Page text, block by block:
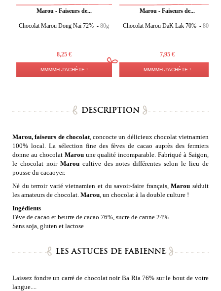
Marou - Faiseurs de...
Chocolat Marou Dong Nai 72% - 80g
8,25 €
MMMMH J'ACHÈTE !
Marou - Faiseurs de...
Chocolat Marou DaK Lak 70% - 80g
7,95 €
MMMMH J'ACHÈTE !
DESCRIPTION
Marou, faiseurs de chocolat, concocte un délicieux chocolat vietnamien
100% local. La sélection fine des fèves de cacao auprès des fermiers
donne au chocolat Marouune qualité incomparable. Fabriqué à Saigon,
le chocolat noir Maroucultive des notes différentes selon le lieu de
pousse du cacaoyer.
Né du terroir varié vietnamien et du savoir-faire français,Marou séduit
les amateurs de chocolat. Marou , un chocolat à la double culture !
Ingédients
Fève de cacao et beurre de cacao 76%, sucre de canne 24%
Sans soja, gluten et lactose
LES ASTUCES DE FABIENNE
Laissez fondre un carré de chocolat noir Ba Ria 76% sur le bout de votre
langue....